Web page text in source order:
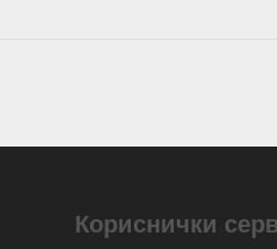
Кориснички